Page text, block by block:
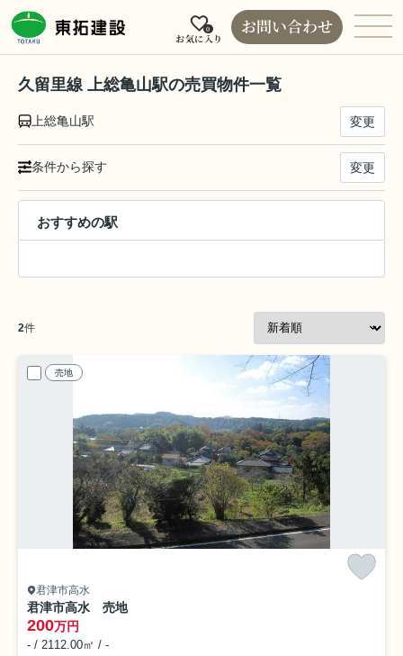
お気に入り
0 お問い合わせ
久留里線 上総亀山駅の売買物件一覧
上総亀山駅 変更
条件から探す 変更
おすすめの駅
2件
売地
君津市高水
君津市高水 売地
200万円
- / 2112.00㎡ / -